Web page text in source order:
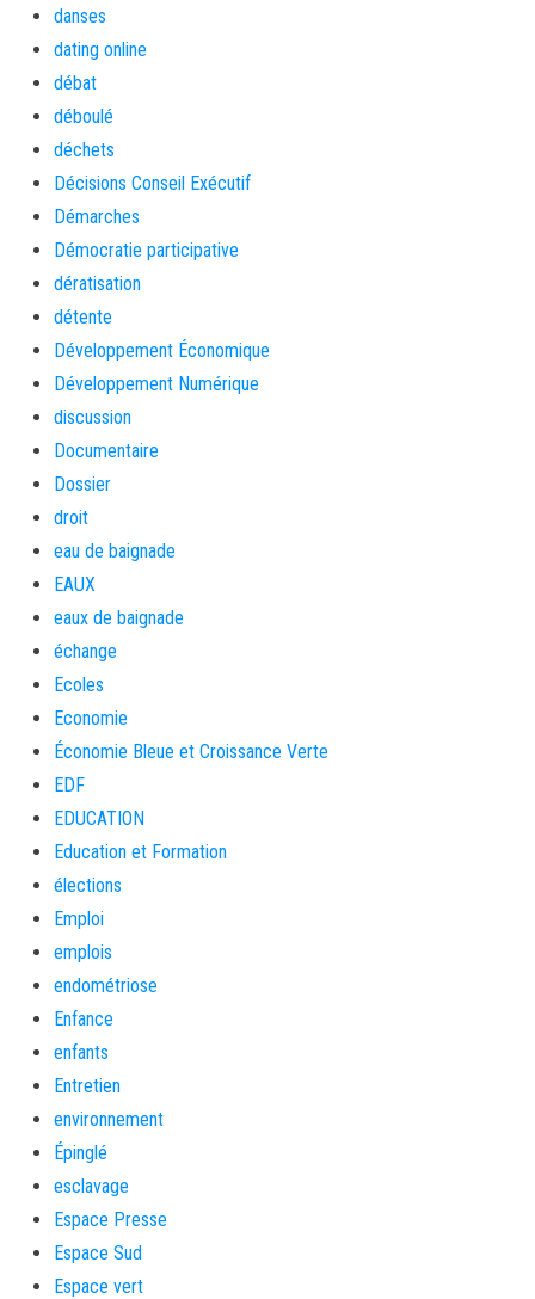
danses
dating online
débat
déboulé
déchets
Décisions Conseil Exécutif
Démarches
Démocratie participative
dératisation
détente
Développement Économique
Développement Numérique
discussion
Documentaire
Dossier
droit
eau de baignade
EAUX
eaux de baignade
échange
Ecoles
Economie
Économie Bleue et Croissance Verte
EDF
EDUCATION
Education et Formation
élections
Emploi
emplois
endométriose
Enfance
enfants
Entretien
environnement
Épinglé
esclavage
Espace Presse
Espace Sud
Espace vert